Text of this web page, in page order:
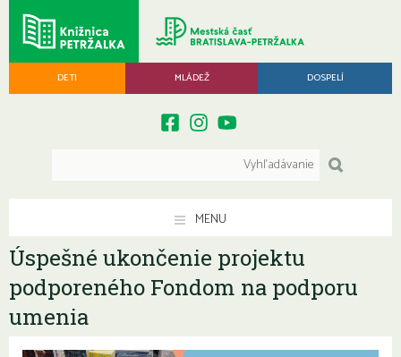
DETI MLÁDEŽ DOSPELÍ
MENU
Úspešné ukončenie projektu
podporeného Fondom na podporu
umenia